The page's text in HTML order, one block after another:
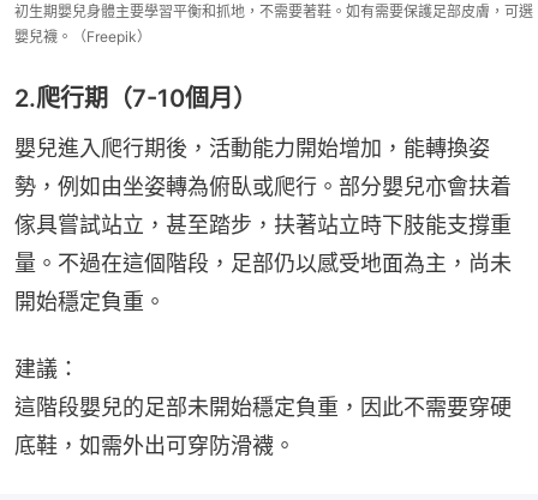
初生期嬰兒身體主要學習平衡和抓地，不需要著鞋。如有需要保護足部皮膚，可選
嬰兒襪。（Freepik）
2.爬行期（7-10個月）
嬰兒進入爬行期後，活動能力開始增加，能轉換姿
勢，例如由坐姿轉為俯臥或爬行。部分嬰兒亦會扶着
傢具嘗試站立，甚至踏步，扶著站立時下肢能支撐重
量。不過在這個階段，足部仍以感受地面為主，尚未
開始穩定負重。
建議：
這階段嬰兒的足部未開始穩定負重，因此不需要穿硬
底鞋，如需外出可穿防滑襪。